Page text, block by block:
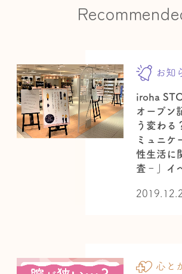
お知
iroha
オープン
う変わる
ミュニ
性生活に
査‐」イ
心と